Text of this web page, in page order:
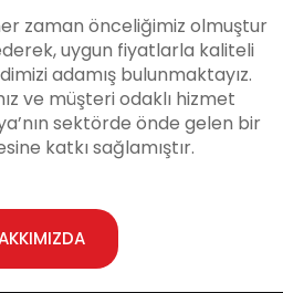
zaman önceliğimiz olmuştur
uygun fiyatlarla kaliteli
adamış bulunmaktayız.
ve müşteri odaklı hizmet
sektörde önde gelen bir
katkı sağlamıştır.